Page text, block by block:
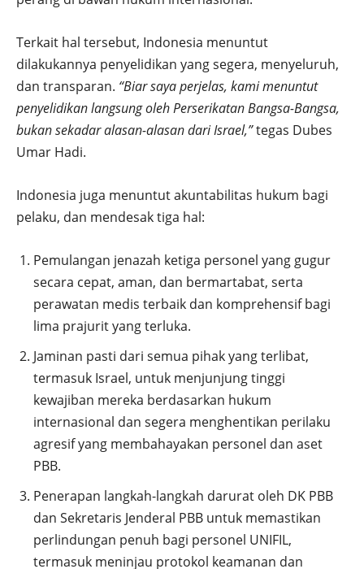
Terkait hal tersebut, Indonesia menuntut
dilakukannya penyelidikan yang segera, menyeluruh,
dan transparan. “Biar saya perjelas, kami menuntut
penyelidikan langsung oleh Perserikatan Bangsa-Bangsa,
bukan sekadar alasan-alasan dari Israel,”tegas Dubes
Umar Hadi.
Indonesia juga menuntut akuntabilitas hukum bagi
pelaku, dan mendesak tiga hal:
Pemulangan jenazah ketiga personel yang gugur
secara cepat, aman, dan bermartabat, serta
perawatan medis terbaik dan komprehensif bagi
lima prajurit yang terluka.
Jaminan pasti dari semua pihak yang terlibat,
termasuk Israel, untuk menjunjung tinggi
kewajiban mereka berdasarkan hukum
internasional dan segera menghentikan perilaku
agresif yang membahayakan personel dan aset
PBB.
Penerapan langkah-langkah darurat oleh DK PBB
dan Sekretaris Jenderal PBB untuk memastikan
perlindungan penuh bagi personel UNIFIL,
termasuk meninjau protokol keamanan dan